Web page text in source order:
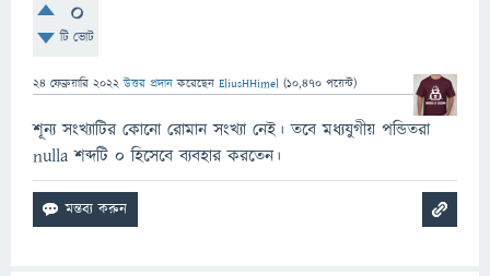
0
টি ভোট
24 ফেব্রুয়ারি 2022 উত্তর প্রদান করেছেন EliusHHimel (10,470 পয়েন্ট)
শূন্য সংখ্যাটির কোনো রোমান সংখ্যা নেই। তবে মধ্যযুগীয় পন্ডিতরা
nulla শব্দটি 0 হিসেবে ব্যবহার করতেন।